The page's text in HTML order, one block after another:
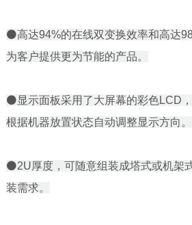
⚫高达94%的在线双变换效率和高达
为客户提供更为节能的产品。
⚫显示面板采用了大屏幕的彩色LCD
根据机器放置状态自动调整显示方向。
⚫2U厚度，可随意组装成塔式或机架
装需求。